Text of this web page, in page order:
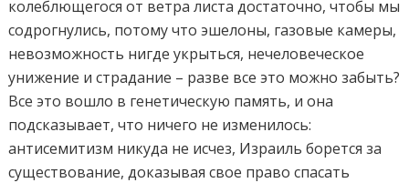
колеблющегося от ветра листа достаточно, чтобы мы
содрогнулись, потому что эшелоны, газовые камеры,
невозможность нигде укрыться, нечеловеческое
унижение и страдание – разве все это можно забыть?
Все это вошло в генетическую память, и она
подсказывает, что ничего не изменилось:
антисемитизм никуда не исчез, Израиль борется за
существование, доказывая свое право спасать